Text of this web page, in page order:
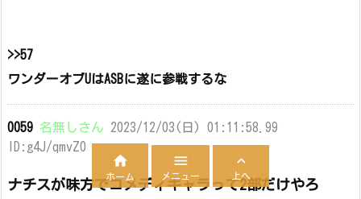
>>57
ワンダーオブUはASBに遂に参戦するな
0059 名無しさん 2023/12/03(日) 01:11:58.99
ID:g4J/qmvZ0
ナチスが味方でコメディキャラって2部だけやろ

ホーム

メニュー

上へ